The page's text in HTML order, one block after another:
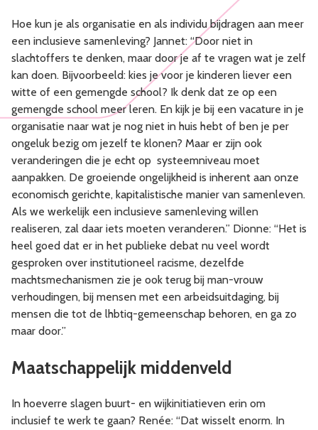
Hoe kun je als organisatie en als individu bijdragen aan meer
een inclusieve samenleving? Jannet: “Door niet in
slachtoffers te denken, maar door je af te vragen wat je zelf
kan doen. Bijvoorbeeld: kies je voor je kinderen liever een
witte of een gemengde school? Ik denk dat ze op een
gemengde school meer leren. En kijk je bij een vacature in je
organisatie naar wat je nog niet in huis hebt of ben je per
ongeluk bezig om jezelf te klonen? Maar er zijn ook
veranderingen die je echt op systeemniveau moet
aanpakken. De groeiende ongelijkheid is inherent aan onze
economisch gerichte, kapitalistische manier van samenleven.
Als we werkelijk een inclusieve samenleving willen
realiseren, zal daar iets moeten veranderen.” Dionne: “Het is
heel goed dat er in het publieke debat nu veel wordt
gesproken over institutioneel racisme, dezelfde
machtsmechanismen zie je ook terug bij man-vrouw
verhoudingen, bij mensen met een arbeidsuitdaging, bij
mensen die tot de lhbtiq-gemeenschap behoren, en ga zo
maar door.”
Maatschappelijk middenveld
In hoeverre slagen buurt- en wijkinitiatieven erin om
inclusief te werk te gaan? Renée: “Dat wisselt enorm. In